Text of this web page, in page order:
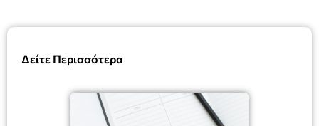
Δείτε Περισσότερα